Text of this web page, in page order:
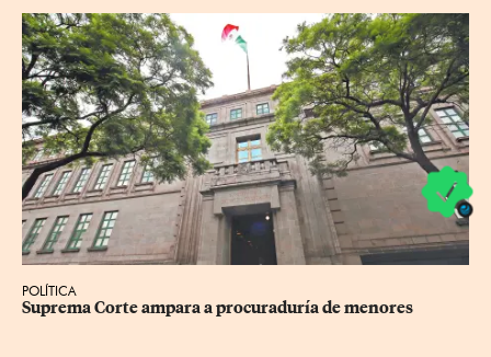
POLÍTICA
Suprema Corte ampara a procuraduría de menores